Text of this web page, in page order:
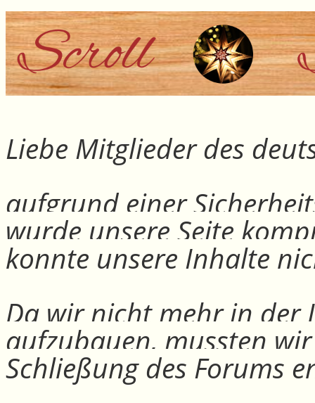
Liebe Mitglieder des
aufgrund einer
wurde unsere Seite
konnte unsere Inhalte
Da wir nicht mehr in der
aufzubauen, mussten
Schließung des Forums